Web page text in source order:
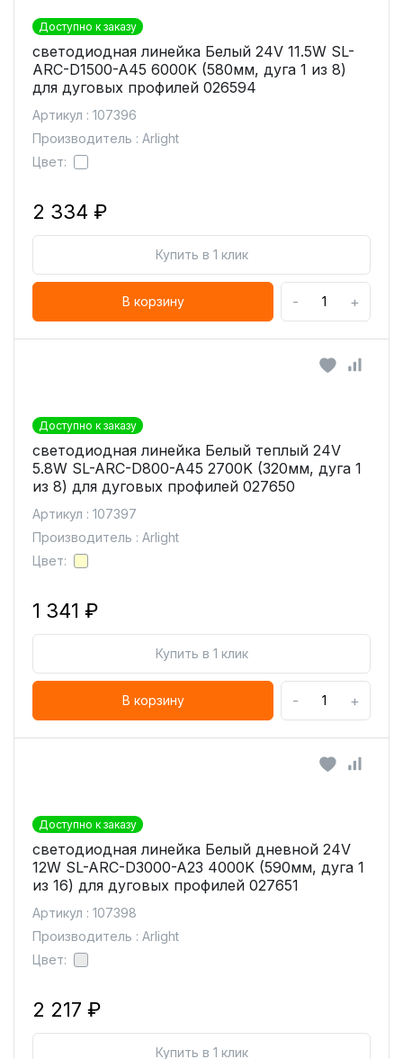
Доступно к заказу
светодиодная линейка Белый 24V 11.5W SL-
ARC-D1500-A45 6000K (580мм, дуга 1 из 8)
для дуговых профилей 026594
Артикул : 107396
Производитель : Arlight
Цвет:
2 334 ₽
Купить в 1 клик
В корзину - +
Доступно к заказу
светодиодная линейка Белый теплый 24V
5.8W SL-ARC-D800-A45 2700K (320мм, дуга 1
из 8) для дуговых профилей 027650
Артикул : 107397
Производитель : Arlight
Цвет:
1 341 ₽
Купить в 1 клик
В корзину - +
Доступно к заказу
светодиодная линейка Белый дневной 24V
12W SL-ARC-D3000-A23 4000K (590мм, дуга 1
из 16) для дуговых профилей 027651
Артикул : 107398
Производитель : Arlight
Цвет:
2 217 ₽
Купить в 1 клик